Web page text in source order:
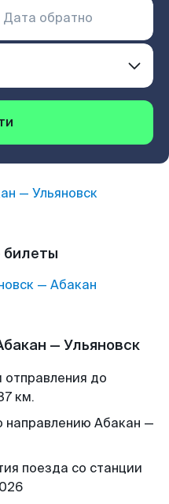
— Ульяновск
— Абакан
— Ульяновск
отправления до
км.
направлению Абакан —
поезда со станции